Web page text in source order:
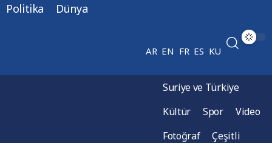
Politika Dünya
AR EN FR ES KU
Suriye ve Türkiye
Kültür
Spor
Video
Fotoğraf
Çeşitli